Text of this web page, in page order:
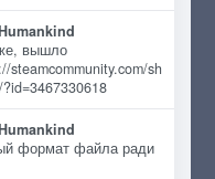
вышло
steamcommunity.com/sh
формат файла ради